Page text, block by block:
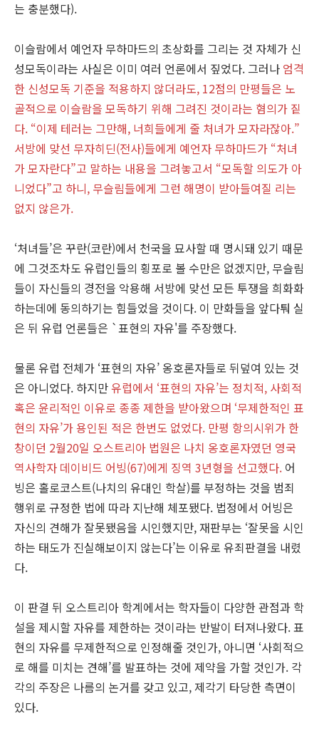
는 충분했다).
이슬람에서 예언자 무하마드의 초상화를 그리는 것 자체가 신
성모독이라는 사실은 이미 여러 언론에서 짚었다. 그러나 엄격
한 신성모독 기준을 적용하지 않더라도, 12점의 만평들은 노
골적으로 이슬람을 모독하기 위해 그려진 것이라는 혐의가 짙
다. “이제 테러는 그만해, 너희들에게 줄 처녀가 모자라잖아.”
서방에 맞선 무자히딘(전사)들에게 예언자 무하마드가 “처녀
가 모자란다”고 말하는 내용을 그려놓고서 “모독할 의도가 아
니었다”고 하니, 무슬림들에게 그런 해명이 받아들여질 리는
없지 않은가.
‘처녀들’은 꾸란(코란)에서 천국을 묘사할 때 명시돼 있기 때문
에 그것조차도 유럽인들의 횡포로 볼 수만은 없겠지만, 무슬림
들이 자신들의 경전을 악용해 서방에 맞선 모든 투쟁을 희화화
하는데에 동의하기는 힘들었을 것이다. 이 만화들을 앞다퉈 실
은 뒤 유럽 언론들은 `표현의 자유'를 주장했다.
물론 유럽 전체가 ‘표현의 자유’ 옹호론자들로 뒤덮여 있는 것
은 아니었다. 하지만유럽에서 ‘표현의 자유’는 정치적, 사회적
혹은 윤리적인 이유로 종종 제한을 받아왔으며 ‘무제한적인 표
현의 자유’가 용인된 적은 한번도 없었다. 만평 항의시위가 한
창이던 2월20일 오스트리아 법원은 나치 옹호론자였던 영국
역사학자 데이비드 어빙(67)에게 징역 3년형을 선고했다. 어
빙은 홀로코스트(나치의 유대인 학살)를 부정하는 것을 범죄
행위로 규정한 법에 따라 지난해 체포됐다. 법정에서 어빙은
자신의 견해가 잘못됐음을 시인했지만, 재판부는 ‘잘못을 시인
하는 태도가 진실해보이지 않는다’는 이유로 유죄판결을 내렸
다.
이 판결 뒤 오스트리아 학계에서는 학자들이 다양한 관점과 학
설을 제시할 자유를 제한하는 것이라는 반발이 터져나왔다. 표
현의 자유를 무제한적으로 인정해줄 것인가, 아니면 ‘사회적으
로 해를 미치는 견해’를 발표하는 것에 제약을 가할 것인가. 각
각의 주장은 나름의 논거를 갖고 있고, 제각기 타당한 측면이
있다.